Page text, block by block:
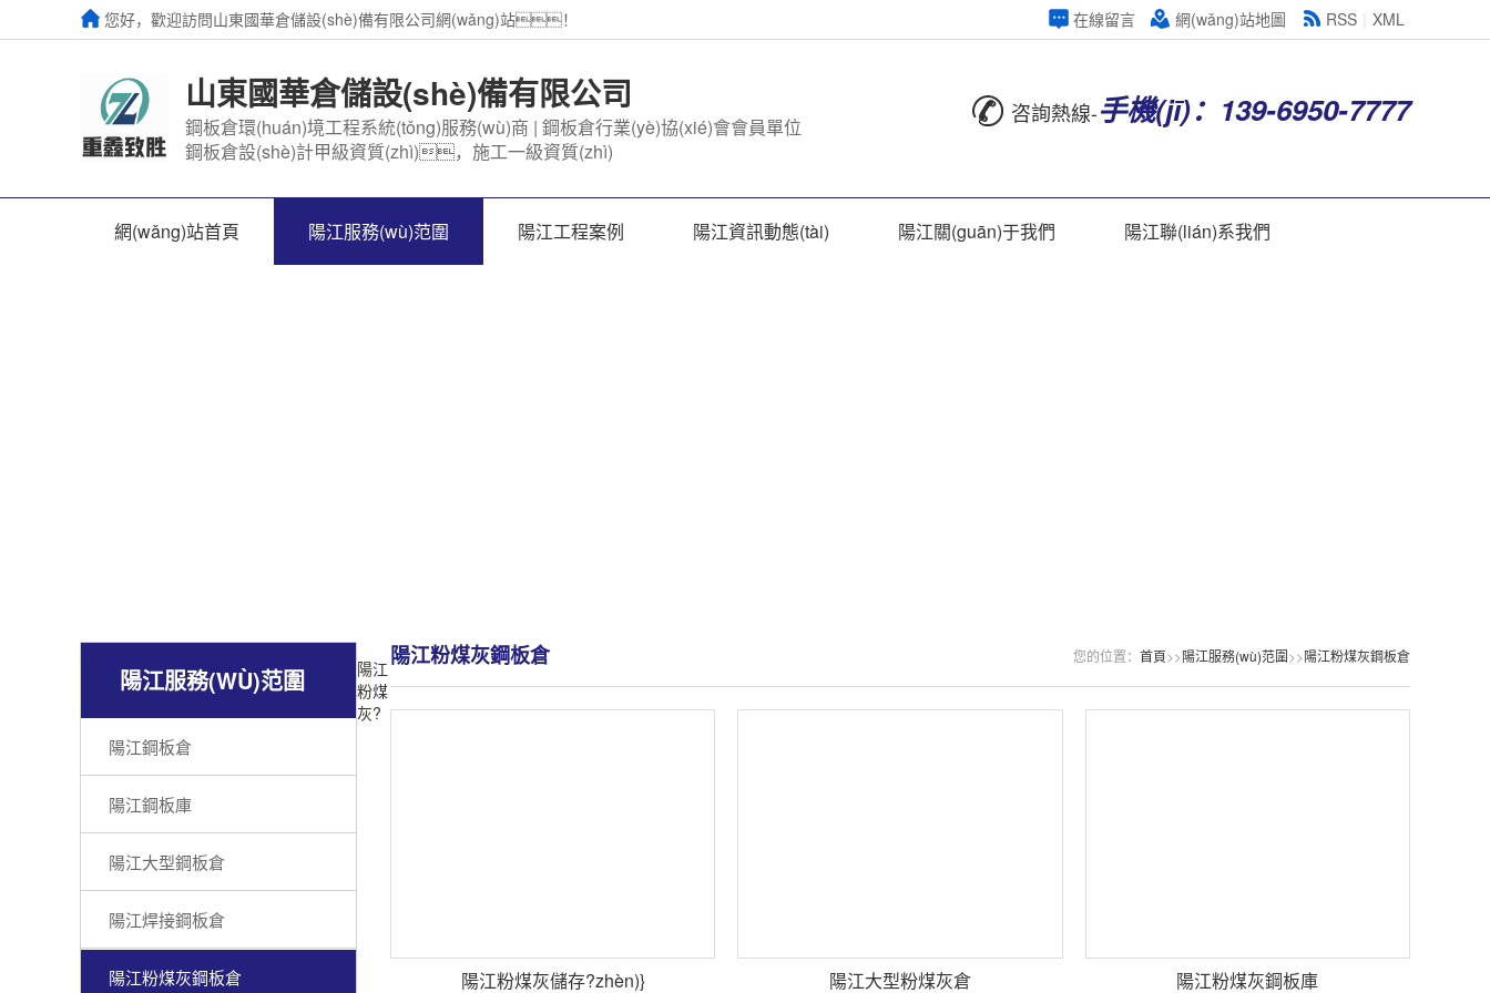
在線留言 網(wǎng)站地圖 RSS XML
您好，歡迎訪問山東國華倉儲設(shè)備有限公司網(wǎng)站！
山東國華倉儲設(shè)備有限公司
鋼板倉環(huán)境工程系統(tǒng)服務(wù)商 | 鋼板倉行業(yè)協(xié)會會員單位
鋼板倉設(shè)計甲級資質(zhì)，施工一級資質(zhì)
咨詢熱線-手機(jī)：139-6950-7777
網(wǎng)站首頁 陽江服務(wù)范圍 陽江工程案例 陽江資訊動態(tài) 陽江關(guān)于我們 陽江聯(lián)系我們
陽江服務(WÙ)范圍
陽江鋼板倉
陽江鋼板庫
陽江大型鋼板倉
陽江焊接鋼板倉
陽江粉煤灰鋼板倉
您的位置： 首頁>>陽江服務(wù)范圍>>陽江粉煤灰鋼板倉
陽江粉煤灰鋼板倉
陽江粉煤灰儲存?zhèn)} 陽江大型粉煤灰倉 陽江粉煤灰鋼板庫
陽江
粉煤
灰?